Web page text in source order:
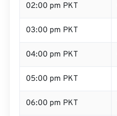
02:00 pm PKT
03:00 pm PKT
04:00 pm PKT
05:00 pm PKT
06:00 pm PKT